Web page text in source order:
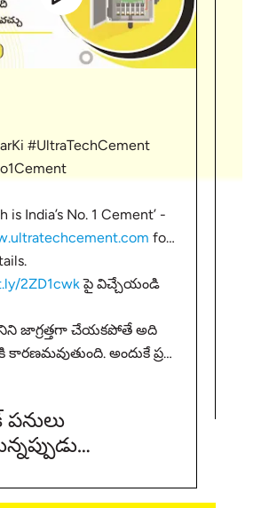
పనులు
జాగ్రత్తలు
జాగ్రత్తగా చేయకపోతే అది
అందుకే ప్రతి
కట్టుకుంటున్న మీ
షేర్ చేసుకోండి మరియు ఇంటి
2ZD1cwkపై విచ్చేయండి
is India’s No. 1 Cement’ -
for
#UltraTechCement